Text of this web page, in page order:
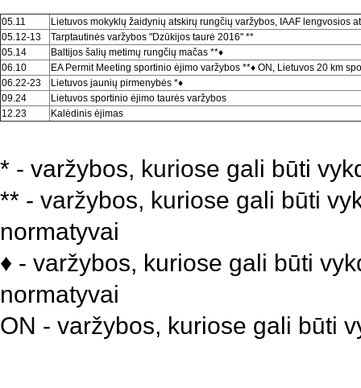
05.11
Lietuvos mokyklų žaidynių atskirų rungčių varžybos, IAAF lengvosios
05.12-13
Tarptautinės varžybos "Dzūkijos taurė 2016" **
05.14
Baltijos šalių metimų rungčių mačas **♦
06.10
EA Permit Meeting sportinio ėjimo varžybos **♦ ON, Lietuvos 20 km
06.22-23
Lietuvos jaunių pirmenybės *♦
09.24
Lietuvos sportinio ėjimo taurės varžybos
12.23
Kalėdinis ėjimas
* - varžybos, kuriose gali būti
** - varžybos, kuriose gali būti
normatyvai
♦ - varžybos, kuriose gali būti
normatyvai
ON - varžybos, kuriose gali būti